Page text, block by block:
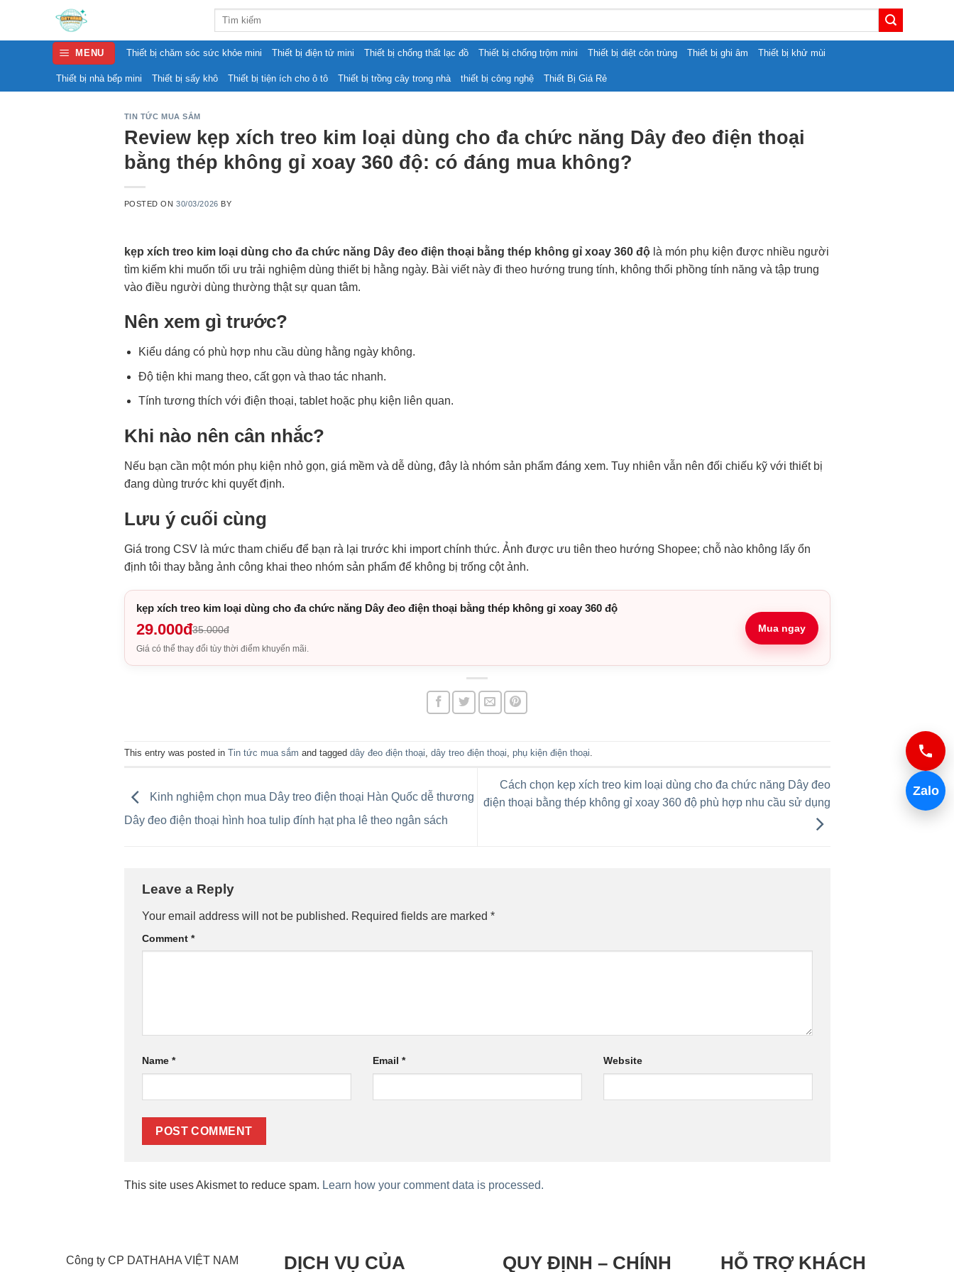
content
Search
MENU Thiết bị chăm sóc sức khỏe mini Thiết bị điện tử mini Thiết bị chống thất lạc đồ Thiết bị chống trộm mini Thiết bị diệt côn trùng Thiết bị ghi âm Thiết bị khử mùi
Thiết bị nhà bếp mini Thiết bị sấy khô Thiết bị tiện ích cho ô tô Thiết bị trồng cây trong nhà thiết bị công nghệ Thiết Bị Giá Rẻ
TIN TỨC MUA SẮM
Review kẹp xích treo kim loại dùng cho đa chức năng Dây đeo điện thoại
bằng thép không gỉ xoay 360 độ: có đáng mua không?
POSTED ON30/03/2026 BY
kẹp xích treo kim loại dùng cho đa chức năng Dây đeo điện thoại bằng thép không gỉ xoay 360 độlà món phụ kiện được nhiều người
tìm kiếm khi muốn tối ưu trải nghiệm dùng thiết bị hằng ngày. Bài viết này đi theo hướng trung tính, không thổi phồng tính năng và tập trung
vào điều người dùng thường thật sự quan tâm.
Nên xem gì trước?
Kiểu dáng có phù hợp nhu cầu dùng hằng ngày không.
Độ tiện khi mang theo, cất gọn và thao tác nhanh.
Tính tương thích với điện thoại, tablet hoặc phụ kiện liên quan.
Khi nào nên cân nhắc?
Nếu bạn cần một món phụ kiện nhỏ gọn, giá mềm và dễ dùng, đây là nhóm sản phẩm đáng xem. Tuy nhiên vẫn nên đối chiếu kỹ với thiết bị
đang dùng trước khi quyết định.
Lưu ý cuối cùng
Giá trong CSV là mức tham chiếu để bạn rà lại trước khi import chính thức. Ảnh được ưu tiên theo hướng Shopee; chỗ nào không lấy ổn
định tôi thay bằng ảnh công khai theo nhóm sản phẩm để không bị trống cột ảnh.
kẹp xích treo kim loại dùng cho đa chức năng Dây đeo điện thoại bằng thép không gỉ xoay 360 độ
29.000đ35.000đ
Giá có thể thay đổi tùy thời điểm khuyến mãi.
Mua ngay
This entry was posted in Tin tức mua sắm and tagged dây đeo điện thoại dây treo điện thoại phụ kiện điện thoại
Kinh nghiệm chọn mua Dây treo điện thoại Hàn Quốc dễ thương
Dây đeo điện thoại hình hoa tulip đính hạt pha lê theo ngân sách
Cách chọn kẹp xích treo kim loại dùng cho đa chức năng Dây đeo
điện thoại bằng thép không gỉ xoay 360 độ phù hợp nhu cầu sử dụng
Leave a Reply
Your email address will not be published. Required fields are marked *
Comment *
Name * Email * Website
This site uses Akismet to reduce spam. Learn how your comment data is processed.
Công ty CP DATHAHA VIỆT NAM DỊCH VỤ CỦA QUY ĐỊNH – CHÍNH HỖ TRỢ KHÁCH
Zalo